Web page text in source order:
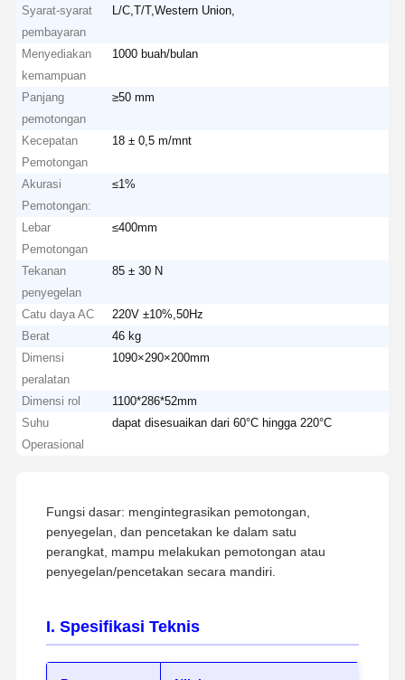
Syarat-syarat
pembayaran
L/C,T/T,Western Union,
Menyediakan
kemampuan
1000 buah/bulan
Panjang
pemotongan
≥50 mm
Kecepatan
Pemotongan
18 ± 0,5 m/mnt
Akurasi
Pemotongan:
≤1%
Lebar
Pemotongan
≤400mm
Tekanan
penyegelan
85 ± 30 N
Catu daya AC
220V ±10%,50Hz
Berat
46 kg
Dimensi
peralatan
1090×290×200mm
Dimensi rol
1100*286*52mm
Suhu
Operasional
dapat disesuaikan dari 60°C hingga 220°C
Fungsi dasar: mengintegrasikan pemotongan,
penyegelan, dan pencetakan ke dalam satu
perangkat, mampu melakukan pemotongan atau
penyegelan/pencetakan secara mandiri.
I. Spesifikasi Teknis